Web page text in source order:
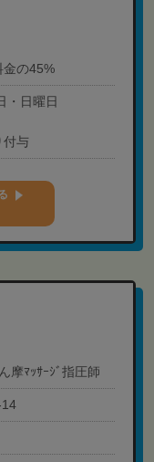
金の45%
・日曜日
付与
摩ﾏｯｻｰｼﾞ指圧師